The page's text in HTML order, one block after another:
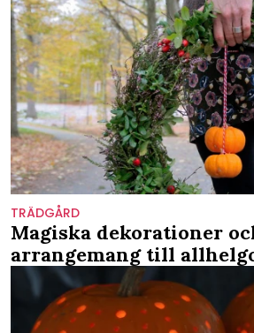
TRÄDGÅRD
Magiska dekorationer
arrangemang till